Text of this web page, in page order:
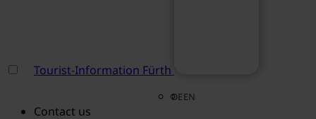
Tourist-Information Fürth
DEEN
Contact us